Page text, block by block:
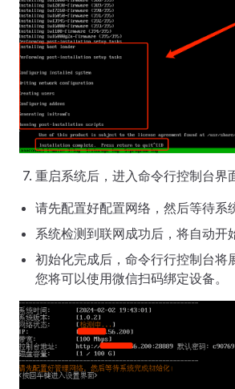
重启系统后，进入命令行控制台界
请先配置好配置网络，然后等待系
系统检测到联网成功后，将自动开
初始化完成后，命令行行控制台将
您将可以使用微信扫码绑定设备。